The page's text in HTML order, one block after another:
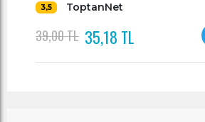
3,5 ToptanNet
39,00 TL 35,18 TL